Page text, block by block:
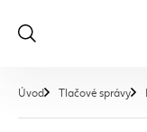
Úvod Tlačové správy